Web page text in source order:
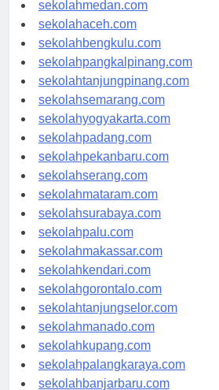
sekolahmedan.com
sekolahaceh.com
sekolahbengkulu.com
sekolahpangkalpinang.com
sekolahtanjungpinang.com
sekolahsemarang.com
sekolahyogyakarta.com
sekolahpadang.com
sekolahpekanbaru.com
sekolahserang.com
sekolahmataram.com
sekolahsurabaya.com
sekolahpalu.com
sekolahmakassar.com
sekolahkendari.com
sekolahgorontalo.com
sekolahtanjungselor.com
sekolahmanado.com
sekolahkupang.com
sekolahpalangkaraya.com